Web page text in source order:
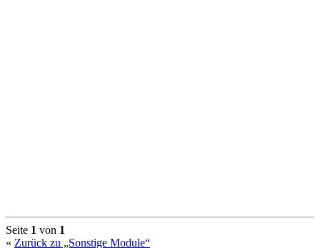
Seite 1 von 1
« Zurück zu „Sonstige Module“